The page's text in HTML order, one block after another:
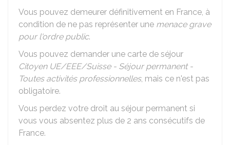
Vous pouvez demeurer définitivement en France, à
condition de ne pas représenter une menace grave
pour l'ordre public.
Vous pouvez demander une carte de séjour
Citoyen UE/EEE/Suisse - Séjour permanent -
Toutes activités professionnelles, mais ce n'est pas
obligatoire.
Vous perdez votre droit au séjour permanent si
vous vous absentez plus de 2 ans consécutifs de
France.